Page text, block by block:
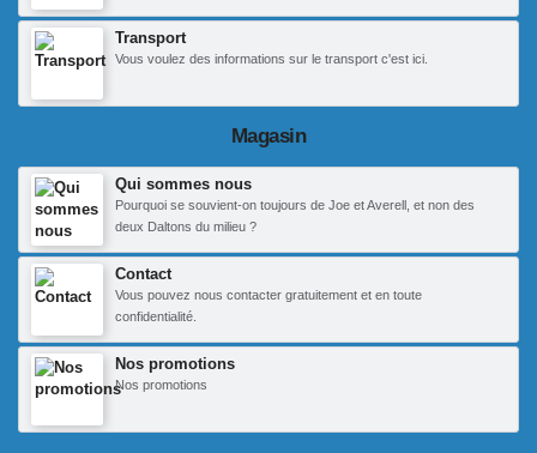
Transport
Vous voulez des informations sur le transport c'est ici.
Magasin
Qui sommes nous
Pourquoi se souvient-on toujours de Joe et Averell, et non des
deux Daltons du milieu ?
Contact
Vous pouvez nous contacter gratuitement et en toute
confidentialité.
Nos promotions
Nos promotions